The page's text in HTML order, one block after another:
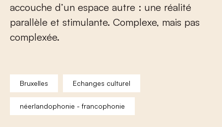
accouche d’un espace autre : une réalité
parallèle et stimulante. Complexe, mais pas
complexée.
Bruxelles Echanges culturel
néerlandophonie - francophonie